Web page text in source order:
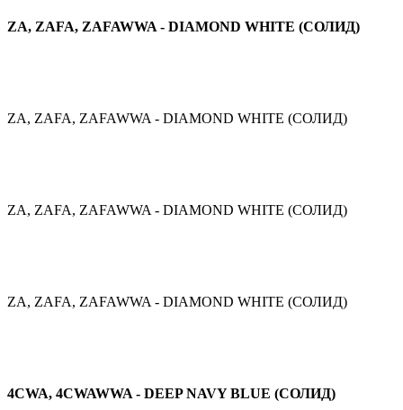
ZA, ZAFA, ZAFAWWA - DIAMOND WHITE (СОЛИД)
ZA, ZAFA, ZAFAWWA - DIAMOND WHITE (СОЛИД)
ZA, ZAFA, ZAFAWWA - DIAMOND WHITE (СОЛИД)
ZA, ZAFA, ZAFAWWA - DIAMOND WHITE (СОЛИД)
4CWA, 4CWAWWA - DEEP NAVY BLUE (СОЛИД)